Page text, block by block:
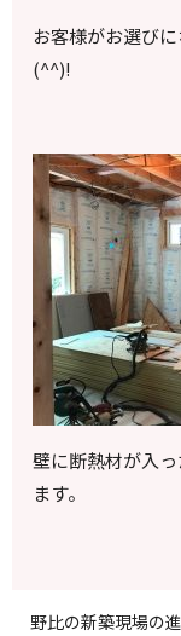
お客様がお選び
(^^)!
壁に断熱材が入
ます。
野比の新築現場の